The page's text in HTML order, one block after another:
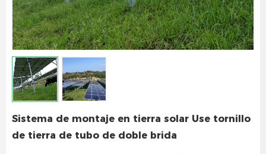
Sistema de montaje en tierra solar Use tornillo
de tierra de tubo de doble brida